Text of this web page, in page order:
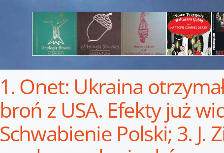
1. Onet: Ukraina
broń z USA. Efekty już
Schwabienie Polski; 3. J.